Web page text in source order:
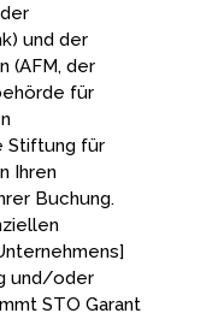
und der
(AFM, der
für
Stiftung für
Ihren
Buchung.
und/oder
STO Garant